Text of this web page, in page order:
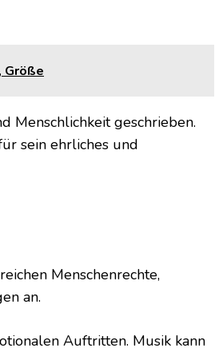
Größe
Menschlichkeit geschrieben.
sein ehrliches und
Menschenrechte,
an.
Auftritten. Musik kann